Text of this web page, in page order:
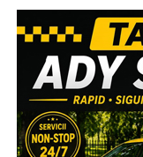
Și, ca o
Șotânga”, a fost
amplasată în parc,
amiezi și până
și soliști celebri,
oameni veniți nu
localitățile